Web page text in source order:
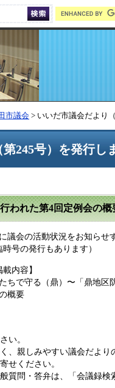
市議会 > いいだ市議会だより
245号）を発行し
われた第4回定例会の
議会の活動状況をお知ら
時号の発行もあります）
内容】
ちで守る（鼎）〜「鼎地
概要
い。
、親しみやすい議会だより
せください。
質問・答弁は、「会議録検